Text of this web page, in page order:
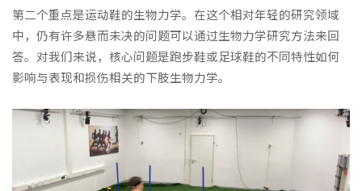
第二个重点是运动鞋的生物力学。在这个相对年轻的研究领域
中，仍有许多悬而未决的问题可以通过生物力学研究方法来回
答。对我们来说，核心问题是跑步鞋或足球鞋的不同特性如何
影响与表现和损伤相关的下肢生物力学。